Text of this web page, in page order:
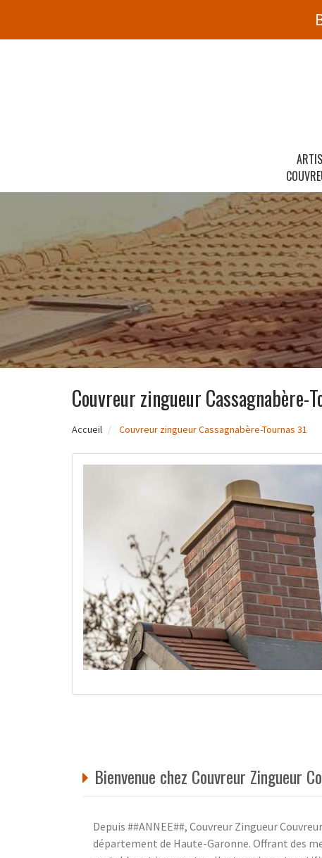
Couvreur zingueur Cassagnabère-
Accueil Couvreur zingueur Cassagnabère-Tournas 31
Bienvenue chez Couvreur Zingueur
Depuis ##ANNEE##, Couvreur Zingueur
département de Haute-Garonne. Offrant des